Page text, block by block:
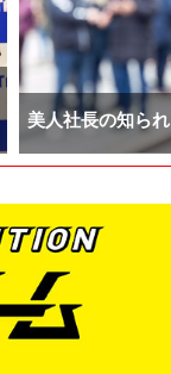
美人社長の知ら